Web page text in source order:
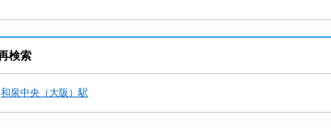
検索
和泉中央（大阪）駅